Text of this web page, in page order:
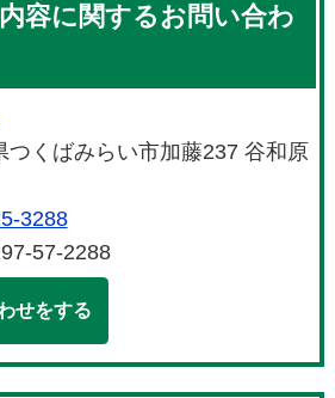
容に関するお問い合わ
つくばみらい市加藤237 谷和原
3288
57-2288
せをする